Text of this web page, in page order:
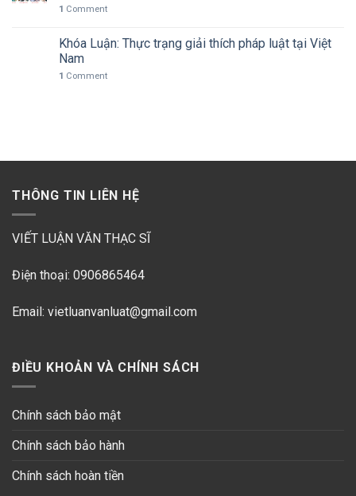
1 Comment
Khóa Luận: Thực trạng giải thích pháp luật tại Việt
Nam
1 Comment
THÔNG TIN LIÊN HỆ
VIẾT LUẬN VĂN THẠC SĨ
Điện thoại: 0906865464
Email: vietluanvanluat@gmail.com
ĐIỀU KHOẢN VÀ CHÍNH SÁCH
Chính sách bảo mật
Chính sách bảo hành
Chính sách hoàn tiền